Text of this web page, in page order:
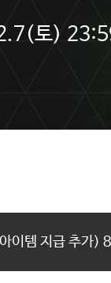
토)
이템 지급 추가